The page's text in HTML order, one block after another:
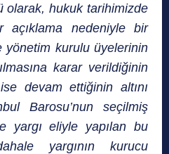
olarak, hukuk tarihimizde
açıklama nedeniyle bir
yönetim kurulu üyelerinin
karar verildiğinin
devam ettiğinin altını
Barosu’nun seçilmiş
yargı eliyle yapılan bu
yargının kurucu